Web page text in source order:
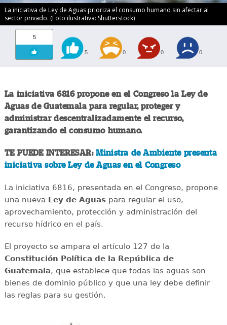
La iniciativa de Ley de Aguas prioriza el consumo humano sin afectar al
sector privado. (Foto ilustrativa: Shutterstock)
5
5 0 0 0
La iniciativa 6816 propone en el Congreso la Ley de
Aguas de Guatemala para regular, proteger y
administrar descentralizadamente el recurso,
garantizando el consumo humano.
TE PUEDE INTERESAR:Ministra de Ambiente presenta
iniciativa sobre Ley de Aguas en el Congreso
La iniciativa 6816, presentada en el Congreso, propone
una nueva Ley de Aguaspara regular el uso,
aprovechamiento, protección y administración del
recurso hídrico en el país.
El proyecto se ampara el artículo 127 de la
Constitución Política de la República de
Guatemala, que establece que todas las aguas son
bienes de dominio público y que una ley debe definir
las reglas para su gestión.